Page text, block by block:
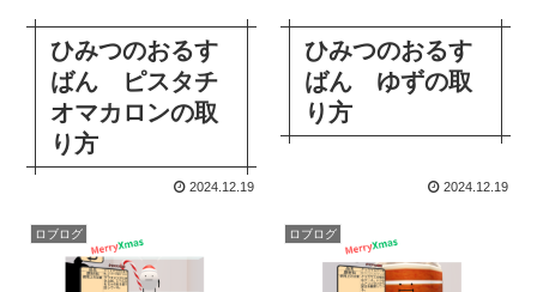
ひみつのおるす
ばん ピスタチ
オマカロンの取
り方
2024.12.19
ひみつのおるす
ばん ゆずの取
り方
2024.12.19
ロブログ ロブログ